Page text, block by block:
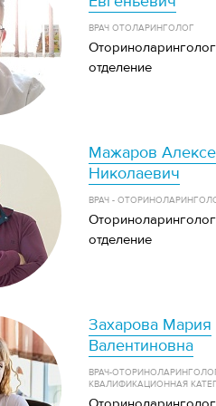
ВРАЧ ОТОЛАРИНГОЛОГ
отделение
Мажаров
Николаевич
ВРАЧ -
отделение
Захарова Мария
Валентиновна
ВРАЧ-
КВАЛИФИКАЦИОННАЯ